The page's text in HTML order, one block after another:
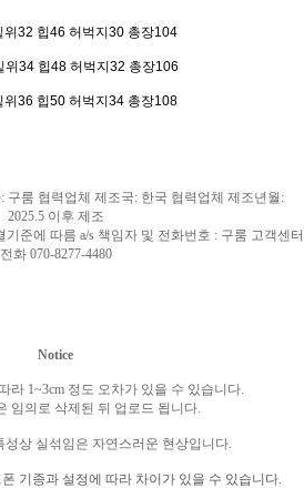
위32 힙46 허벅지30 총장104
위34 힙48 허벅지32 총장106
위36 힙50 허벅지34 총장108
: 구룸 협력업체 제조국: 한국 협력업체 제조년월 :
2025.5 이후 제조
기준에 따름 a/s 책임자 및 전화번호 : 구룸 고객센터
전화 070-8277-4480
Notice
라 1~3cm 정도 오차가 있을 수 있습니다.
임의로 삭제된 뒤 업로드 됩니다.
성상 실섞임은 자연스러운 현상입니다.
기종과 설정에 따라 차이가 있을 수 있습니다.